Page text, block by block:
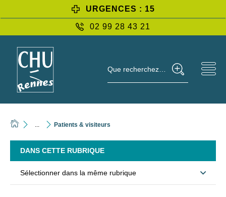
URGENCES : 15
02 99 28 43 21
Que recherchez-vous ?
Patients & visiteurs
DANS CETTE RUBRIQUE
Sélectionner dans la même rubrique